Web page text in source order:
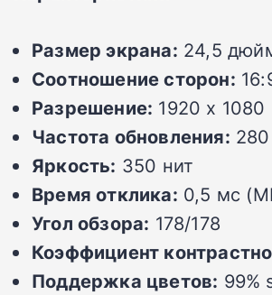
Размер экрана: 24,5
Соотношение сторон:
Разрешение: 1920 x 1080
Частота обновления:
Яркость: 350 нит
Время отклика: 0,5 мс
Угол обзора: 178/178
Коэффициент
Поддержка цветов: 99%